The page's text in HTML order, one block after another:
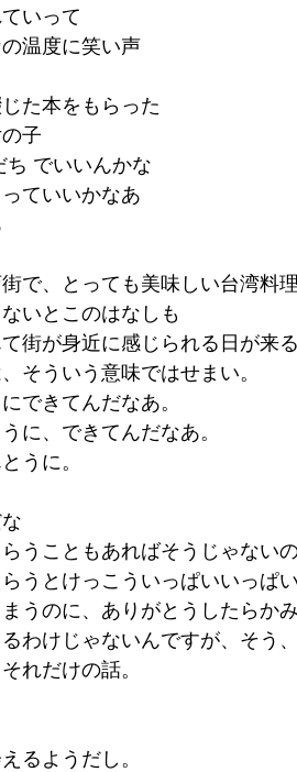
いって
温度に笑い声
た本をもらった
子
でいいんかな
ていいかなあ
で、とっても美味しい台湾料
いとこのはなしも
街が身近に感じられる日が来
そういう意味ではせまい。
できてんだなあ。
に、できてんだなあ。
うに。
うこともあればそうじゃない
うとけっこういっぱいいっぱ
うのに、ありがとうしたらか
わけじゃないんですが、そう
れだけの話。
るようだし。